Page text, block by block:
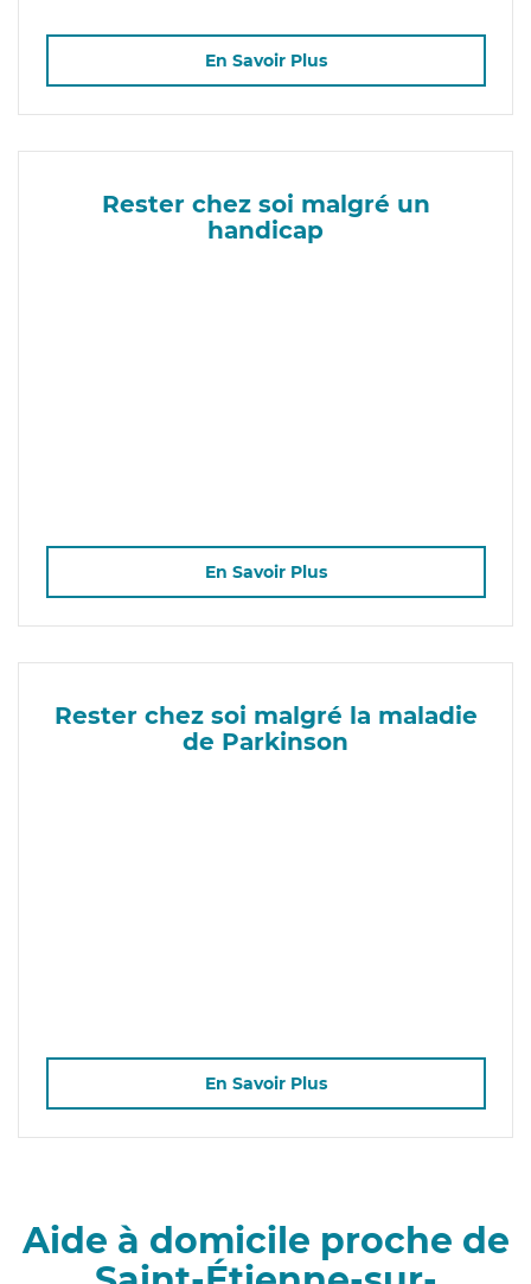
En Savoir Plus
Rester chez soi malgré un
handicap
En Savoir Plus
Rester chez soi malgré la maladie
de Parkinson
En Savoir Plus
Aide à domicile proche de